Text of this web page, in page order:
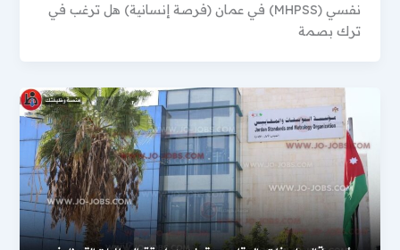
نفسي (MHPSS) في عمان (فرصة إنسانية) هل ترغب في
ترك بصمة